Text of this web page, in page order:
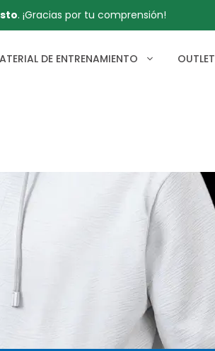
. ¡Gracias por tu comprensión!
DE ENTRENAMIENTO OUTLET